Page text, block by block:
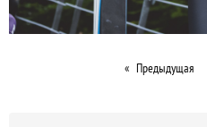
Предыдущая